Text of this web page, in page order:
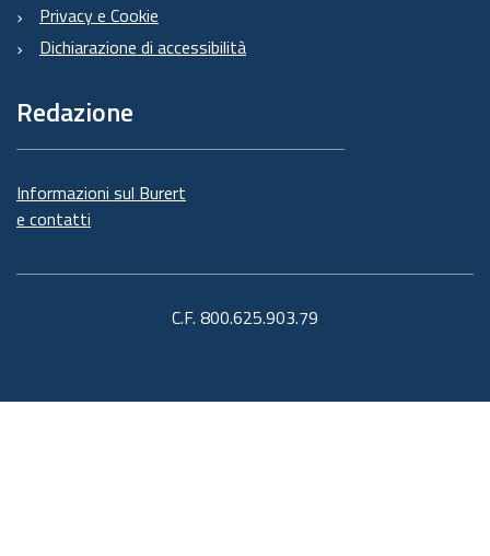
Privacy e Cookie
Dichiarazione di accessibilità
Redazione
Informazioni sul Burert
e contatti
C.F. 800.625.903.79